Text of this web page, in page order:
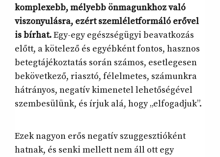
komplexebb, mélyebb önmagunkhoz való
viszonyulásra, ezért szemléletformáló erővel
is bírhat.Egy-egy egészségügyi beavatkozás
előtt, a kötelező és egyébként fontos, hasznos
betegtájékoztatás során számos, esetlegesen
bekövetkező, riasztó, félelmetes, számunkra
hátrányos, negatív kimenetel lehetőségével
szembesülünk, és írjuk alá, hogy „elfogadjuk”.
Ezek nagyon erős negatív szuggesztióként
hatnak, és senki mellett nem áll ott egy